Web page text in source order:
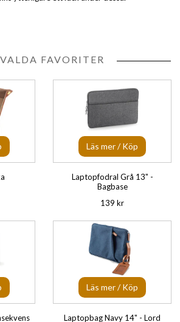
FAVORITER
Läs mer / Köp
Laptopfodral Grå 13" -
Bagbase
139 kr
Läs mer / Köp
Laptopbag Navy 14" - Lord